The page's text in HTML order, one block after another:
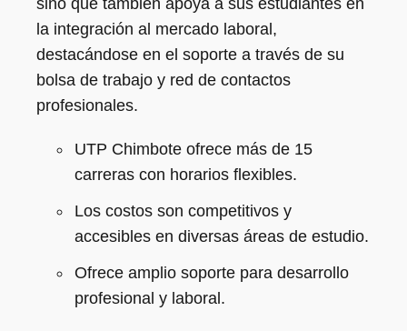
sino que también apoya a sus estudiantes en
la integración al mercado laboral,
destacándose en el soporte a través de su
bolsa de trabajo y red de contactos
profesionales.
UTP Chimbote ofrece más de 15
carreras con horarios flexibles.
Los costos son competitivos y
accesibles en diversas áreas de estudio.
Ofrece amplio soporte para desarrollo
profesional y laboral.